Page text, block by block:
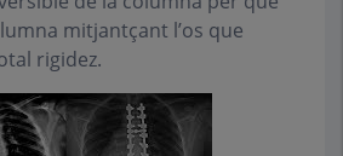
mitjantçant l’os que
rigidez.